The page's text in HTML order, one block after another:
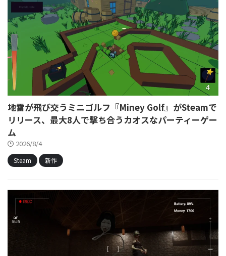
地雷が飛び交うミニゴルフ『Miney Golf』がSteamで
リリース、最大8人で撃ち合うカオスなパーティーゲー
ム
2026/8/4
Steam 新作